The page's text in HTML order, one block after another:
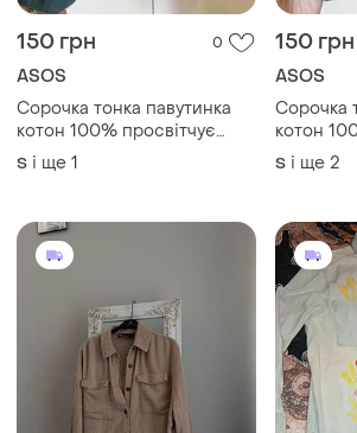
150 грн 0
ASOS
Сорочка тонка павутинка
котон 100% просвітчує
органічна зелена
діамантова смерагтова
S і ще 1
150 грн
ASOS
Сорочка
котон
S і ще 2